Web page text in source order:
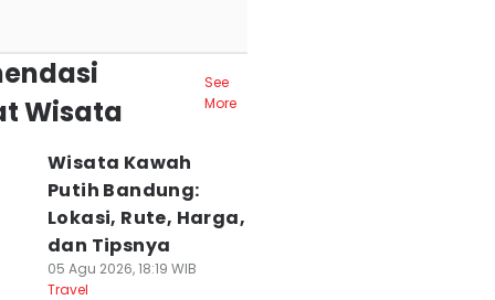
Wisata
See
More
Wisata Kawah
Putih Bandung:
Lokasi, Rute, Harga,
dan Tipsnya
05 Agu 2026, 18:19 WIB
Travel